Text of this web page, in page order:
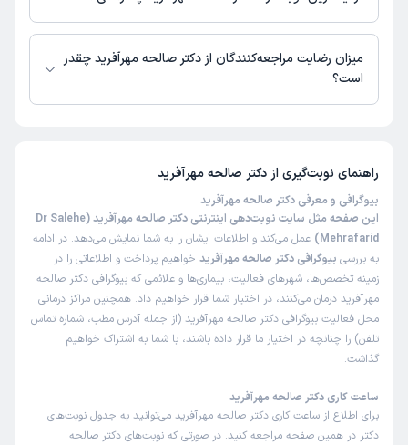
زمان نوبت‌دهی و پذیرش بیماران با هماهنگی مطب مشخص می‌شود.
میزان رضایت مراجعه‌کنندگان از دکتر صالحه مهرآفرید چقدر
است؟
راهنمای نوبت‌گیری از دکتر صالحه مهرآفرید
بیوگرافی و معرفی دکتر صالحه مهرآفرید
این صفحه مثل سایت نوبت‌دهی اینترنتی دکتر صالحه مهرآفرید (Dr Salehe
Mehrafarid)
عمل می‌کند و اطلاعات ایشان را به شما نمایش می‌دهد. در ادامه
به بررسی بیوگرافی دکتر صالحه مهرآفرید خواهیم پرداخت و اطلاعاتی را در
زمینه تخصص‌ها، شهرهای فعالیت، بیماری‌ها و علائمی که بیوگرافی دکتر صالحه
مهرآفرید درمان می‌کنند، در اختیار شما قرار خواهیم داد. همچنین مراکز درمانی
محل فعالیت بیوگرافی دکتر صالحه مهرآفرید (از جمله آدرس مطب، شماره تماس
تلفن) را چنانچه در اختیار ما قرار داده باشند، با شما به اشتراک خواهیم
گذاشت.
ساعت کاری دکتر صالحه مهرآفرید
برای اطلاع از ساعت کاری دکتر صالحه مهرآفرید می‌توانید به جدول نوبت‌های
دکتر در همین صفحه مراجعه کنید. در صورتی که نوبت‌های دکتر صالحه